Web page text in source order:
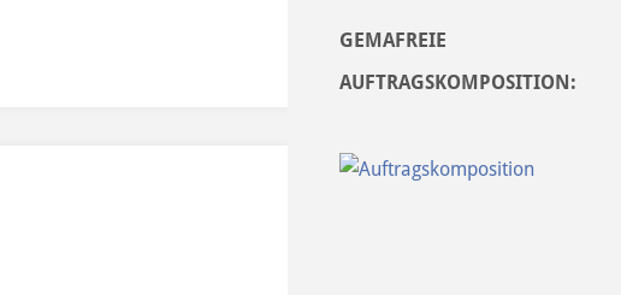
GEMAFREIE
AUFTRAGSKOMPOSITION: